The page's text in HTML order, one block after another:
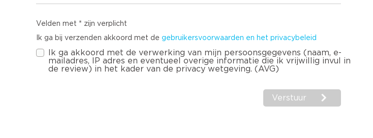
Velden met * zijn verplicht
Ik ga bij verzenden akkoord met de gebruikersvoorwaarden en het privacybeleid
Ik ga akkoord met de verwerking van mijn persoonsgegevens (naam, e-
mailadres, IP adres en eventueel overige informatie die ik vrijwillig invul in
de review) in het kader van de privacy wetgeving. (AVG)
Verstuur